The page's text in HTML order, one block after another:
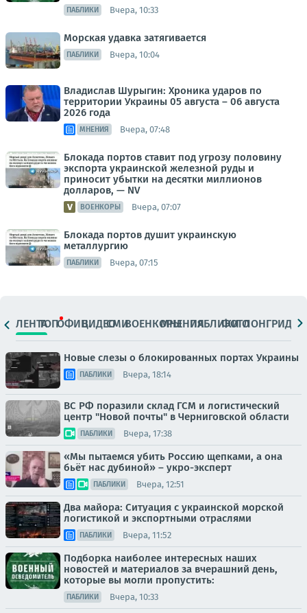
ПАБЛИКИ Вчера, 10:33
Морская удавка затягивается
ПАБЛИКИ Вчера, 10:04
Владислав Шурыгин: Хроника ударов по
территории Украины 05 августа – 06 августа
2026 года
МНЕНИЯ Вчера, 07:48
Блокада портов ставит под угрозу половину
экспорта украинской железной руды и
приносит убытки на десятки миллионов
долларов, — NV
ВОЕНКОРЫ Вчера, 07:07
Блокада портов душит украинскую
металлургию
ПАБЛИКИ Вчера, 07:15
ЛЕНТАТОПОФИЦ.ВИДЕОСМИВОЕНКОРЫМНЕНИЯПАБЛИКИ
ФОТОЛОНГРИДЫ
Новые слезы о блокированных портах Украины
ПАБЛИКИ Вчера, 18:14
ВС РФ поразили склад ГСМ и логистический
центр "Новой почты" в Черниговской области
ПАБЛИКИ Вчера, 17:38
«Мы пытаемся убить Россию щепками, а она
бьёт нас дубиной» – укро-эксперт
ПАБЛИКИ Вчера, 12:51
Два майора: Ситуация с украинской морской
логистикой и экспортными отраслями
ПАБЛИКИ Вчера, 11:52
Подборка наиболее интересных наших
новостей и материалов за вчерашний день,
которые вы могли пропустить:
ПАБЛИКИ Вчера, 10:33